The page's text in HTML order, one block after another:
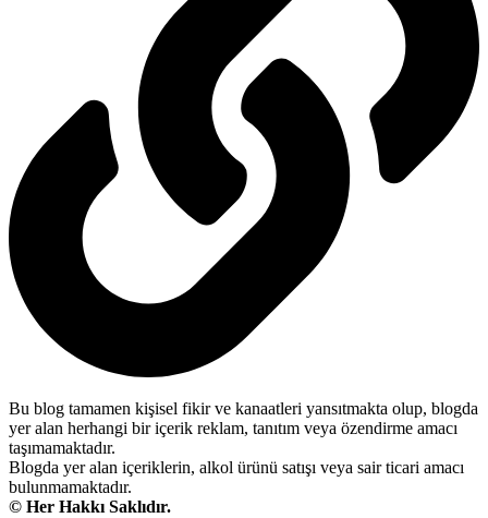
Bu blog tamamen kişisel fikir ve kanaatleri yansıtmakta olup, blogda
yer alan herhangi bir içerik reklam, tanıtım veya özendirme amacı
taşımamaktadır.
Blogda yer alan içeriklerin, alkol ürünü satışı veya sair ticari amacı
bulunmamaktadır.
© Her Hakkı Saklıdır.